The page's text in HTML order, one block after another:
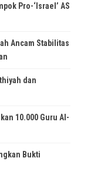
Pro-‘Israel’ AS
Ancam Stabilitas
dan
10.000 Guru Al-
Bukti